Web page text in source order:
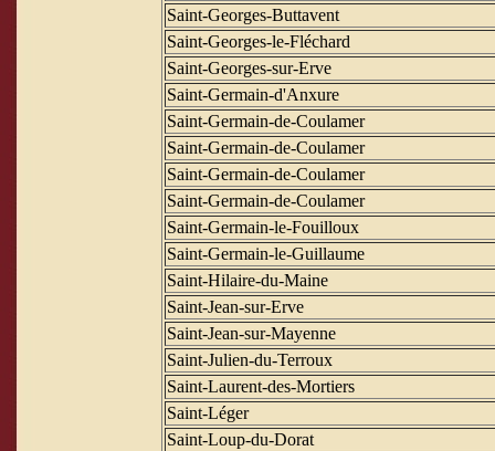
Saint-Georges-Buttavent
Saint-Georges-le-Fléchard
Saint-Georges-sur-Erve
Saint-Germain-d'Anxure
Saint-Germain-de-Coulamer
Saint-Germain-de-Coulamer
Saint-Germain-de-Coulamer
Saint-Germain-de-Coulamer
Saint-Germain-le-Fouilloux
Saint-Germain-le-Guillaume
Saint-Hilaire-du-Maine
Saint-Jean-sur-Erve
Saint-Jean-sur-Mayenne
Saint-Julien-du-Terroux
Saint-Laurent-des-Mortiers
Saint-Léger
Saint-Loup-du-Dorat